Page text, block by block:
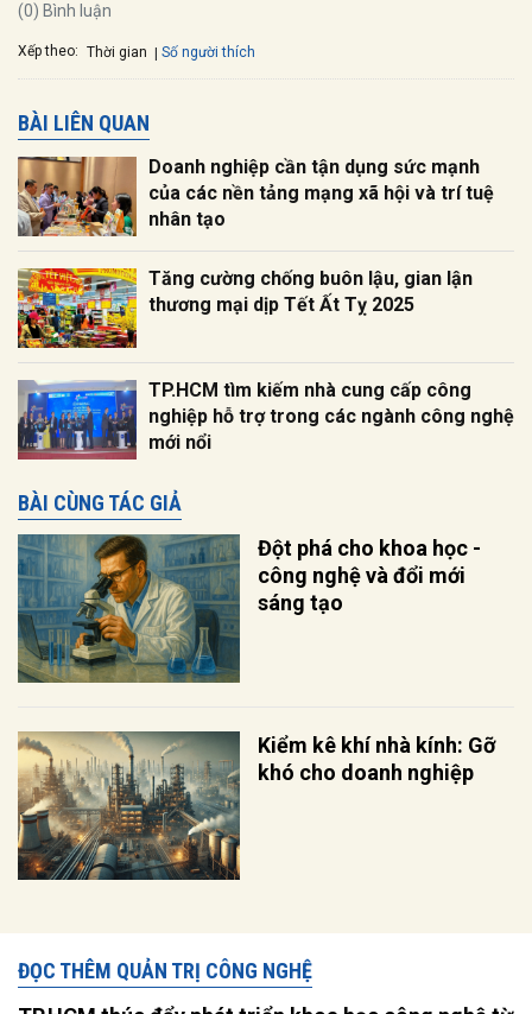
(0) Bình luận
Xếp theo: Thời gian Số người thích
BÀI LIÊN QUAN
Doanh nghiệp cần tận dụng sức mạnh
của các nền tảng mạng xã hội và trí tuệ
nhân tạo
Tăng cường chống buôn lậu, gian lận
thương mại dịp Tết Ất Tỵ 2025
TP.HCM tìm kiếm nhà cung cấp công
nghiệp hỗ trợ trong các ngành công nghệ
mới nổi
BÀI CÙNG TÁC GIẢ
Đột phá cho khoa học -
công nghệ và đổi mới
sáng tạo
Kiểm kê khí nhà kính: Gỡ
khó cho doanh nghiệp
ĐỌC THÊM QUẢN TRỊ CÔNG NGHỆ